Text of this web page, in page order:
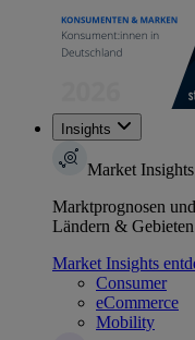
Insights
Market Insights
Marktprognosen
Ländern & Gebieten
Market Insights
Consumer
eCommerce
Mobility